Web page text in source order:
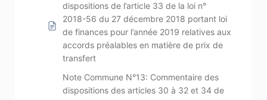
dispositions de l’article 33 de la loi n°
2018-56 du 27 décembre 2018 portant loi
de finances pour l’année 2019 relatives aux
accords préalables en matière de prix de
transfert
Note Commune N°13: Commentaire des
dispositions des articles 30 à 32 et 34 de